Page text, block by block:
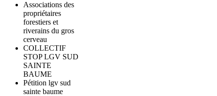
Associations des
propriétaires
forestiers et
riverains du gros
cerveau
COLLECTIF
STOP LGV SUD
SAINTE
BAUME
Pétition lgv sud
sainte baume